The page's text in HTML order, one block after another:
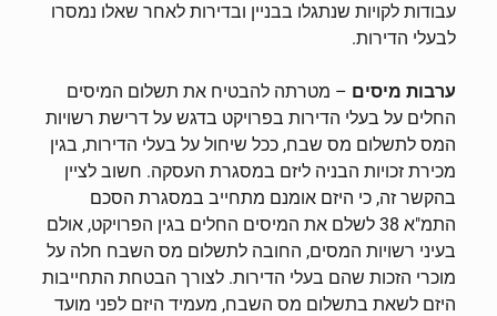
עבודות לקויות שנתגלו בבניין ובדירות לאחר שאלו נמסרו
לבעלי הדירות.
ערבות מיסים – מטרתה להבטיח את תשלום המיסים
החלים על בעלי הדירות בפרויקט בדגש על דרישת רשויות
המס לתשלום מס שבח, ככל שיחול על בעלי הדירות, בגין
מכירת זכויות הבניה ליזם במסגרת העסקה. חשוב לציין
בהקשר זה, כי היזם אומנם מתחייב במסגרת הסכם
התמ"א 38 לשלם את המיסים החלים בגין הפרויקט, אולם
בעיני רשויות המסים, החובה לתשלום מס השבח חלה על
מוכרי הזכות שהם בעלי הדירות. לצורך הבטחת התחייבות
היזם לשאת בתשלום מס השבח, מעמיד היזם לפני מועד